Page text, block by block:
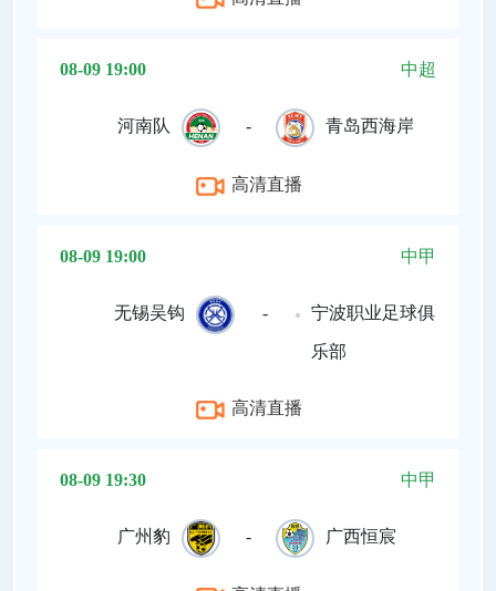
08-09 19:00 中超
河南队 - 青岛西海岸
高清直播
08-09 19:00 中甲
无锡吴钩 - 宁波职业足球俱
乐部
高清直播
08-09 19:30 中甲
广州豹 - 广西恒宸